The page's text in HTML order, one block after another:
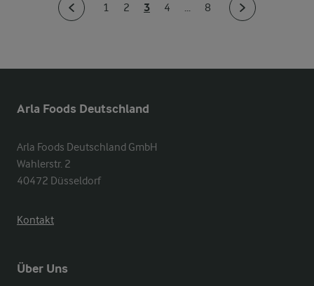
1 2 3 4 ... 8
Arla Foods Deutschland
Arla Foods Deutschland GmbH
Wahlerstr. 2
40472 Düsseldorf
Kontakt
Über Uns